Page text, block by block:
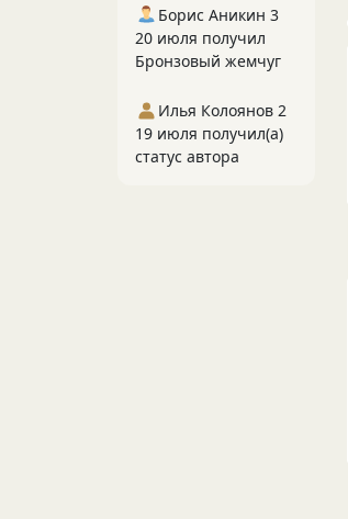
Борис Аникин 3
20 июля получил
Бронзовый жемчуг
Илья Колоянов 2
19 июля получил(а)
статус автора